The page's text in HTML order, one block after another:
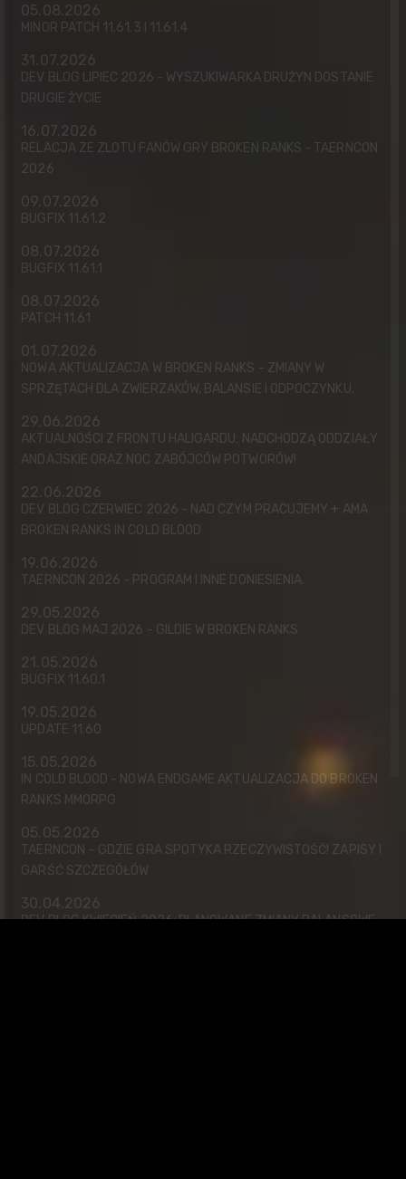
05.08.2026
MINOR PATCH 11.61.3 I 11.61.4
31.07.2026
DEV BLOG LIPIEC 2026 - WYSZUKIWARKA DRUŻYN DOSTANIE
DRUGIE ŻYCIE
16.07.2026
RELACJA ZE ZLOTU FANÓW GRY BROKEN RANKS - TAERNCON
2026
09.07.2026
BUGFIX 11.61.2
08.07.2026
BUGFIX 11.61.1
08.07.2026
PATCH 11.61
01.07.2026
NOWA AKTUALIZACJA W BROKEN RANKS - ZMIANY W
SPRZĘTACH DLA ZWIERZAKÓW, BALANSIE I ODPOCZYNKU.
29.06.2026
AKTUALNOŚCI Z FRONTU HALIGARDU: NADCHODZĄ ODDZIAŁY
ANDAJSKIE ORAZ NOC ZABÓJCÓW POTWORÓW!
22.06.2026
DEV BLOG CZERWIEC 2026 - NAD CZYM PRACUJEMY + AMA
BROKEN RANKS IN COLD BLOOD
19.06.2026
TAERNCON 2026 - PROGRAM I INNE DONIESIENIA.
29.05.2026
DEV BLOG MAJ 2026 - GILDIE W BROKEN RANKS
21.05.2026
BUGFIX 11.60.1
19.05.2026
UPDATE 11.60
15.05.2026
IN COLD BLOOD - NOWA ENDGAME AKTUALIZACJA DO BROKEN
RANKS MMORPG
05.05.2026
TAERNCON – GDZIE GRA SPOTYKA RZECZYWISTOŚĆ! ZAPISY I
GARŚĆ SZCZEGÓŁÓW
30.04.2026
DEV BLOG KWIECIEŃ 2026: PLANOWANE ZMIANY BALANSOWE